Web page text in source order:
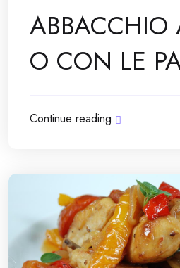
ABBACCHIO
O CON LE
Continue reading